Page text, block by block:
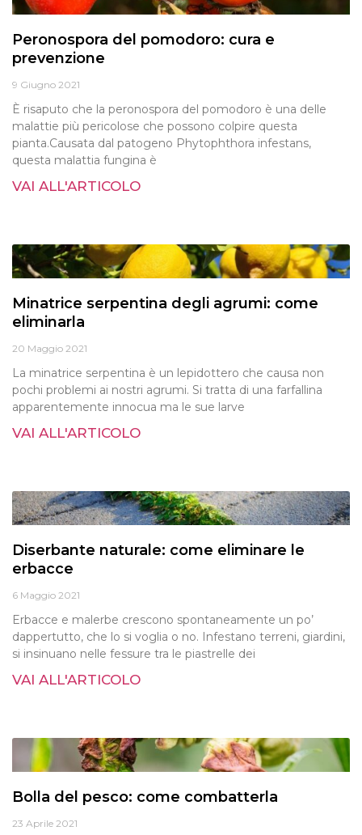
Peronospora del pomodoro: cura e
prevenzione
9 Giugno 2021
È risaputo che la peronospora del pomodoro è una delle
malattie più pericolose che possono colpire questa
pianta.Causata dal patogeno Phytophthora infestans,
questa malattia fungina è
VAI ALL'ARTICOLO
Minatrice serpentina degli agrumi: come
eliminarla
20 Maggio 2021
La minatrice serpentina è un lepidottero che causa non
pochi problemi ai nostri agrumi. Si tratta di una farfallina
apparentemente innocua ma le sue larve
VAI ALL'ARTICOLO
Diserbante naturale: come eliminare le
erbacce
6 Maggio 2021
Erbacce e malerbe crescono spontaneamente un po’
dappertutto, che lo si voglia o no. Infestano terreni, giardini,
si insinuano nelle fessure tra le piastrelle dei
VAI ALL'ARTICOLO
Bolla del pesco: come combatterla
23 Aprile 2021